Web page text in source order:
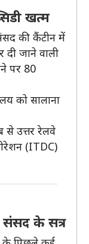
खत्म
की कैंटीन में
दी जाने वाली
पर 80
को सालाना
से उत्तर रेलवे
(ITDC)
के सत्र